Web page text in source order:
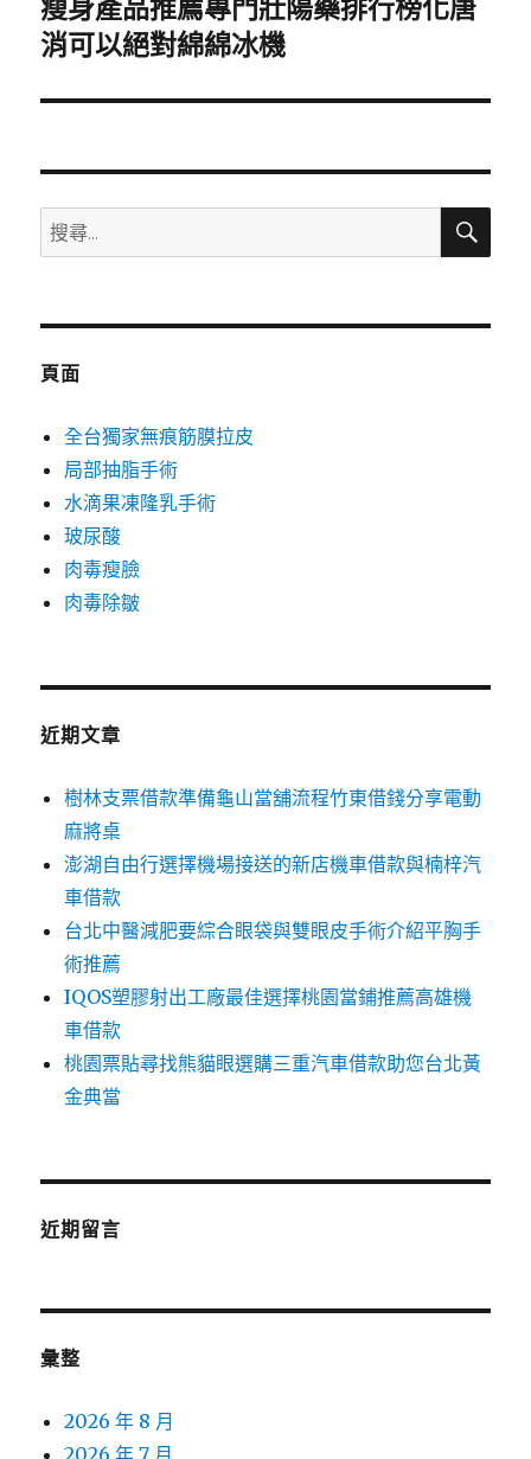
下
一
文
瘦身產品推薦專門壯陽藥排行榜化唐
消可以絕對綿綿冰機
搜
尋
鍵
搜
頁面
全台獨家無痕筋膜拉皮
局部抽脂手術
水滴果凍隆乳手術
玻尿酸
肉毒瘦臉
肉毒除皺
近期文章
樹林支票借款準備龜山當舖流程竹東借錢分享電動
麻將桌
澎湖自由行選擇機場接送的新店機車借款與楠梓汽
車借款
台北中醫減肥要綜合眼袋與雙眼皮手術介紹平胸手
術推薦
IQOS塑膠射出工廠最佳選擇桃園當鋪推薦高雄機
車借款
桃園票貼尋找熊貓眼選購三重汽車借款助您台北黃
金典當
近期留言
彙整
2026 年 8 月